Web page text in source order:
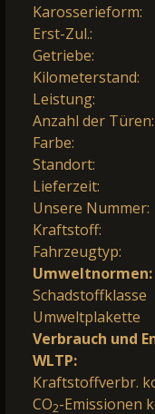
Karosserieform:
Erst-Zul.:
Getriebe:
Kilometerstand:
Leistung:
Anzahl der Türen:
Farbe:
Standort:
Lieferzeit:
Unsere Nummer:
Kraftstoff:
Fahrzeugtyp:
Umweltnormen:
Schadstoffklasse
Umweltplakette
Verbrauch und
WLTP:
Kraftstoffverbr.
CO2-Emissionen